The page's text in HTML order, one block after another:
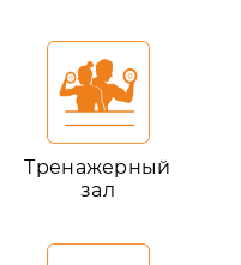
Тренажерный
зал